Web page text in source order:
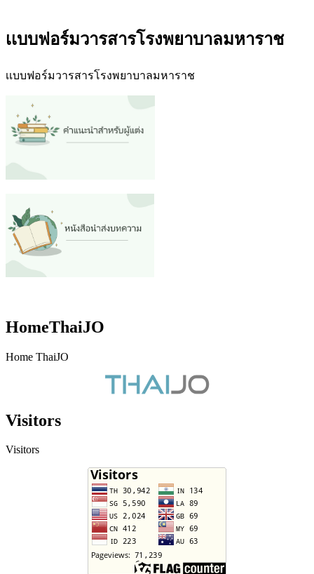
เเบบฟอร์มวารสารโรงพยาบาลมหาราช
เเบบฟอร์มวารสารโรงพยาบาลมหาราช
HomeThaiJO
Home ThaiJO
Visitors
Visitors